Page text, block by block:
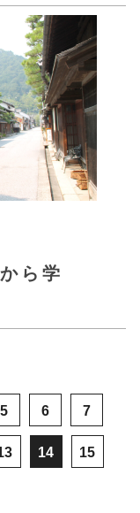
ら学
5 6 7
14 15